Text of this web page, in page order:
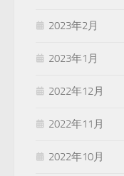
2023年2月
2023年1月
2022年12月
2022年11月
2022年10月